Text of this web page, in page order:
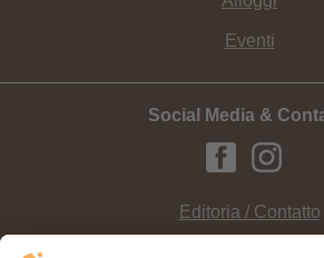
Eventi
Social Media &
Editoria / Contatto